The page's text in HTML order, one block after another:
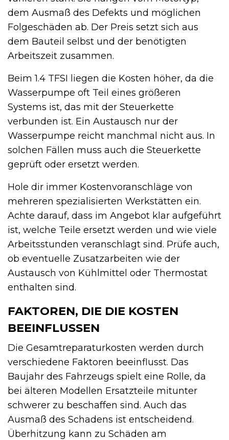
dem Ausmaß des Defekts und möglichen
Folgeschäden ab. Der Preis setzt sich aus
dem Bauteil selbst und der benötigten
Arbeitszeit zusammen.
Beim 1.4 TFSI liegen die Kosten höher, da die
Wasserpumpe oft Teil eines größeren
Systems ist, das mit der Steuerkette
verbunden ist. Ein Austausch nur der
Wasserpumpe reicht manchmal nicht aus. In
solchen Fällen muss auch die Steuerkette
geprüft oder ersetzt werden.
Hole dir immer Kostenvoranschläge von
mehreren spezialisierten Werkstätten ein.
Achte darauf, dass im Angebot klar aufgeführt
ist, welche Teile ersetzt werden und wie viele
Arbeitsstunden veranschlagt sind. Prüfe auch,
ob eventuelle Zusatzarbeiten wie der
Austausch von Kühlmittel oder Thermostat
enthalten sind.
FAKTOREN, DIE DIE KOSTEN
BEEINFLUSSEN
Die Gesamtreparaturkosten werden durch
verschiedene Faktoren beeinflusst. Das
Baujahr des Fahrzeugs spielt eine Rolle, da
bei älteren Modellen Ersatzteile mitunter
schwerer zu beschaffen sind. Auch das
Ausmaß des Schadens ist entscheidend.
Überhitzung kann zu Schäden am